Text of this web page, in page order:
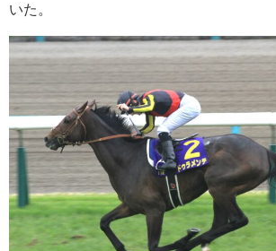
いた。